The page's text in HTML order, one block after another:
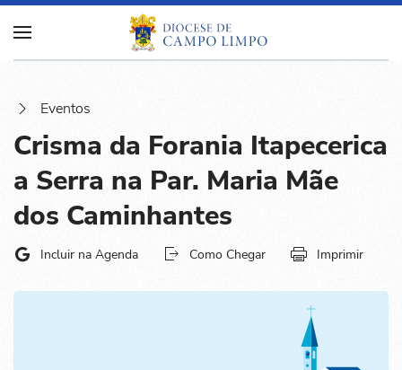
Eventos
Crisma da Forania Itapecerica
a Serra na Par. Maria Mãe
dos Caminhantes
Incluir na Agenda Como Chegar Imprimir